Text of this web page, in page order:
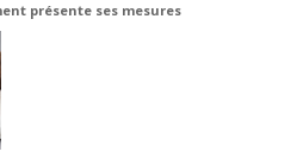
présente ses mesures